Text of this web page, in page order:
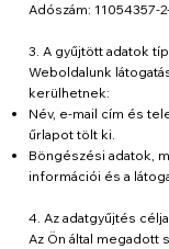
Adószám: 11054357-
3. A gyűjtött adatok
Weboldalunk
kerülhetnek:
Név, e-mail cím és
űrlapot tölt ki.
Böngészési adatok,
információi és a
4. Az adatgyűjtés célja
Az Ön által megadott